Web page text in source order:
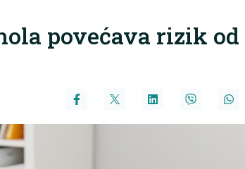
povećava rizik od